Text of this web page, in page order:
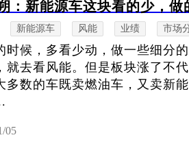
：新能源车这块看的少，做
新能源车 风能 业绩 市场
时候，多看少动，做一些细分
就去看风能。但是板块涨了不
多数的车既卖燃油车，又卖新
05